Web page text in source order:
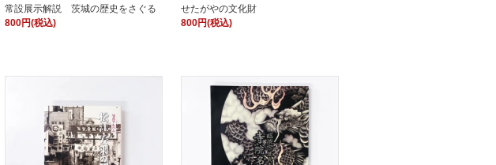
常設展示解説 茨城の歴史をさぐる
800円(税込)
せたがやの文化財
800円(税込)